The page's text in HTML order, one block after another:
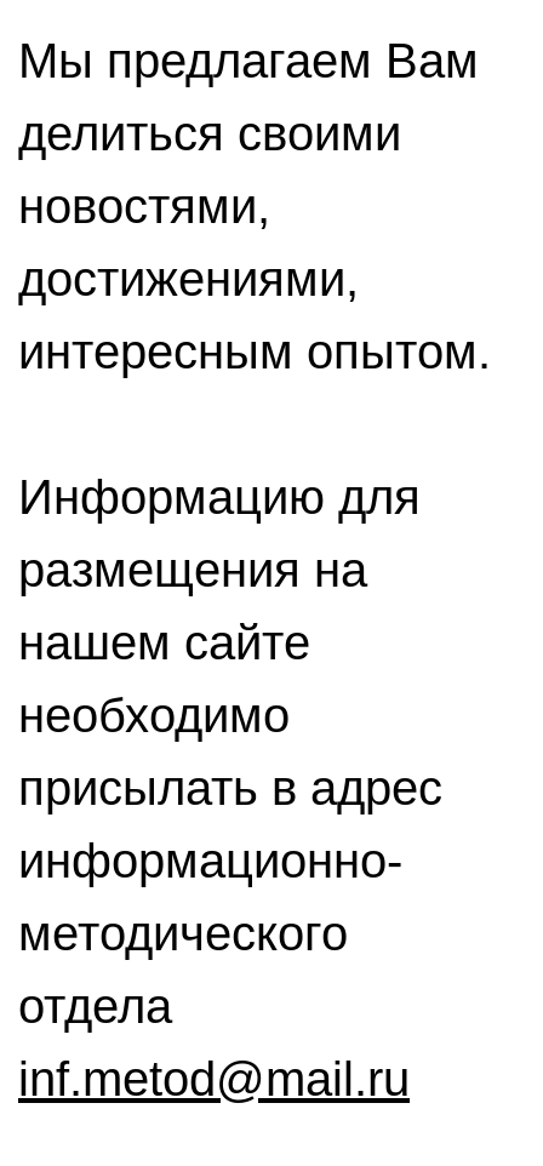
Мы предлагаем Вам
делиться своими
новостями,
достижениями,
интересным опытом.
Информацию для
размещения на
нашем сайте
необходимо
присылать в адрес
информационно-
методического
отдела
inf.metod@mail.ru